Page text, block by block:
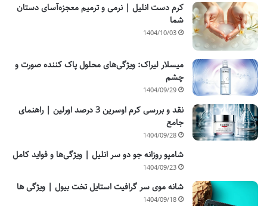
کرم دست انلیل | نرمی و ترمیم معجزه‌آسای دستان
شما
1404/10/03
میسلار لیراک: ویژگی‌های محلول پاک کننده صورت و
چشم
1404/09/29
نقد و بررسی کرم اوسرین 3 درصد اورلین | راهنمای
جامع
1404/09/28
شامپو روزانه جو دو سر انلیل | ویژگی‌ها و فواید کامل
1404/09/23
شانه موی سر گرافیت استایل تخت بیول | ویژگی ها
1404/09/18